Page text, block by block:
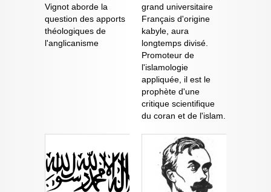
Vignot aborde la
question des apports
théologiques de
l'anglicanisme
grand universitaire
Français d'origine
kabyle, aura
longtemps divisé.
Promoteur de
l'islamologie
appliquée, il est le
prophète d'une
critique scientifique
du coran et de l'islam.